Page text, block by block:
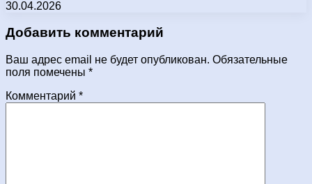
30.04.2026
Добавить комментарий
Ваш адрес email не будет опубликован. Обязательные
поля помечены *
Комментарий *